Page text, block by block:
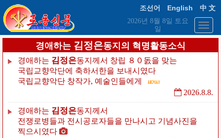
조선어 English
中 文
2026년 8월 8일 토요
일
경애하는 김정은동지의 혁명활동소식
경애하는 김정은동지께서 창립 ８０돐을 맞는
국립교향악단에 축하서한을 보내시였다
국립교향악단 창작가, 예술인들에게
2026.8.8.
경애하는 김정은동지께서
전쟁로병들과 전시공로자들을 만나시고 기념사진을
찍으시였다